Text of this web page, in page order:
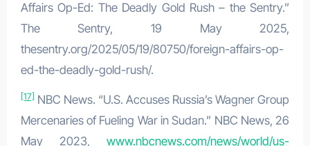
Affairs Op-Ed: The Deadly Gold Rush – the Sentry.”
The Sentry, 19 May 2025,
thesentry.org/2025/05/19/80750/foreign-affairs-op-
ed-the-deadly-gold-rush/.
[17] NBC News. “U.S. Accuses Russia’s Wagner Group
Mercenaries of Fueling War in Sudan.” NBC News, 26
May 2023,www.nbcnews.com/news/world/us-